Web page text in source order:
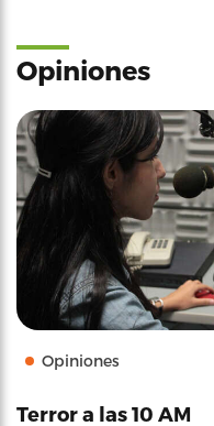
Opiniones
Opiniones
Terror a las 10 AM